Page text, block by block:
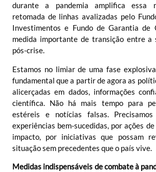
durante a pandemia amplifica essa
retomada de linhas avalizadas pelo
Investimentos e Fundo de Garantia de
medida importante de transição entre a
pós-crise.
Estamos no limiar de uma fase
fundamental que a partir de agora as
alicerçadas em dados, informações
científica. Não há mais tempo para
estéreis e notícias falsas.
experiências bem-sucedidas, por ações
impacto, por iniciativas que possam
situação sem precedentes que o país vive.
Medidas indispensáveis de combate à